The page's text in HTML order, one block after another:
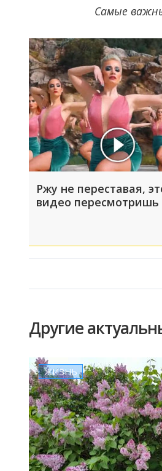
Самые
Ржу не переставая,
видео пересмотришь
Другие
ЖИЗНЬ